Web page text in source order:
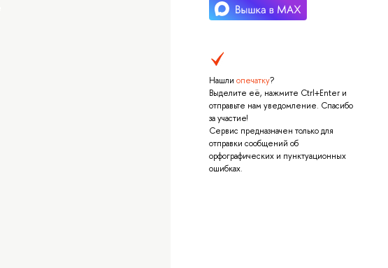
Нашли опечатку?
Выделите её, нажмите Ctrl+Enter и
отправьте нам уведомление. Спасибо
за участие!
Сервис предназначен только для
отправки сообщений об
орфографических и пунктуационных
ошибках.